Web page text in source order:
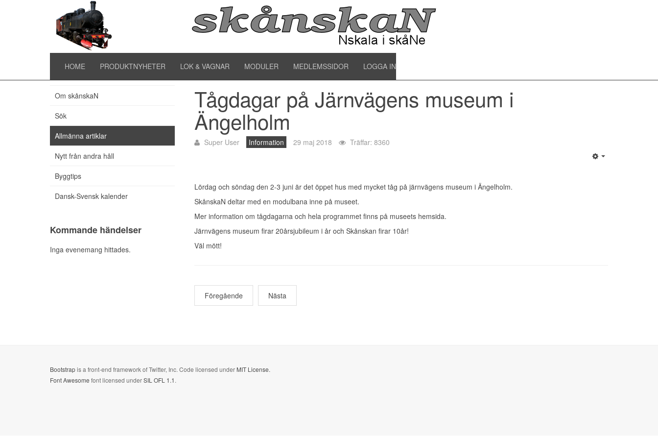
HOME PRODUKTNYHETER LOK & VAGNAR MODULER MEDLEMSSIDOR LOGGA IN
Allmänna artiklar
Tågdagar på Järnvägens museum i
Ängelholm
Super User Information 29 maj 2018 Träffar: 8360
Lördag och söndag den 2-3 juni är det öppet hus med mycket tåg på järnvägens museum i Ängelholm.
SkånskaN deltar med en modulbana inne på museet.
Mer information om tågdagarna och hela programmet finns på museets hemsida.
Järnvägens museum firar 20årsjubileum i år och Skånskan firar 10år!
Väl mött!
Föregående Nästa
Hem
Om skånskaN
Sök
Allmänna artiklar
Nytt från andra håll
Byggtips
Dansk-Svensk kalender
Kommande händelser
Inga evenemang hittades.
Bootstrapis a front-end framework of Twitter, Inc. Code licensed under MIT License.
Font Awesome font licensed underSIL OFL 1.1.